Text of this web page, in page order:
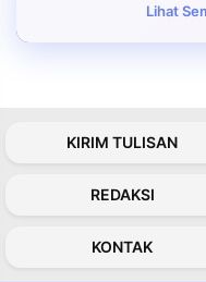
Lihat
KIRIM TULISAN
REDAKSI
KONTAK